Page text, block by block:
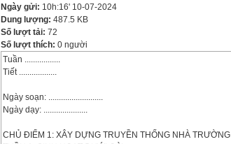
Ngày gửi: 10h:16' 10-07-2024
Dung lượng: 487.5 KB
Số lượt tải: 72
Số lượt thích: 0 người
Tuần .................
Tiết ..................
Ngày soạn: ..........................
Ngày dạy: .....................
CHỦ ĐIỂM 1: XÂY DỰNG TRUYỀN THỐNG NHÀ TRƯỜNG